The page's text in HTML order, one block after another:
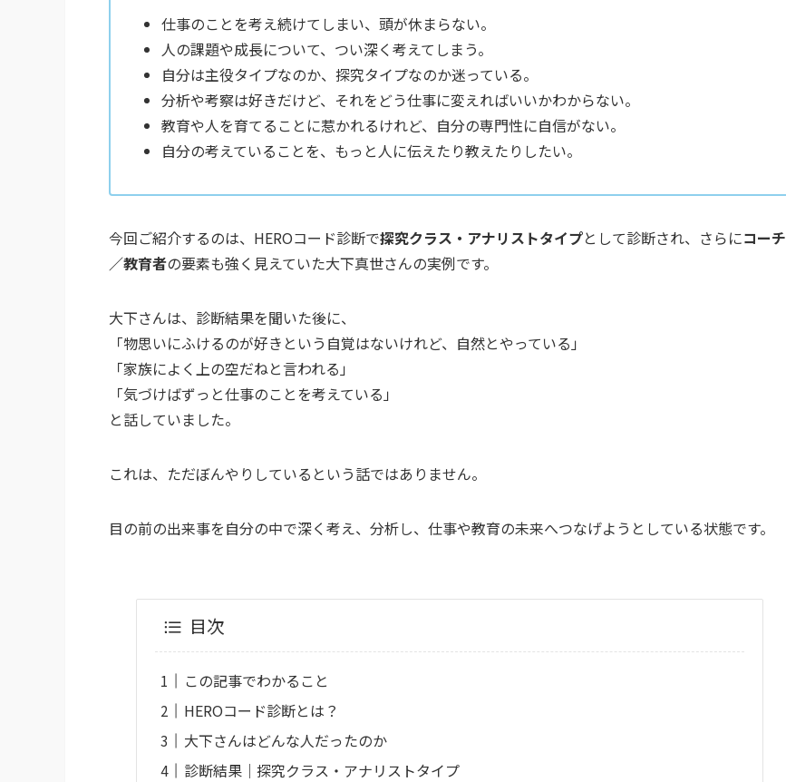
仕事のことを考え続けてしまい、頭が休まらない。
人の課題や成長について、つい深く考えてしまう。
自分は主役タイプなのか、探究タイプなのか迷っている。
分析や考察は好きだけど、それをどう仕事に変えればいいかわからない。
教育や人を育てることに惹かれるけれど、自分の専門性に自信がない。
自分の考えていることを、もっと人に伝えたり教えたりしたい。
今回ご紹介するのは、HEROコード診断で探究クラス・アナリストタイプとして診断され、さらにコーチ
／教育者の要素も強く見えていた大下真世さんの実例です。
大下さんは、診断結果を聞いた後に、
「物思いにふけるのが好きという自覚はないけれど、自然とやっている」
「家族によく上の空だねと言われる」
「気づけばずっと仕事のことを考えている」
と話していました。
これは、ただぼんやりしているという話ではありません。
目の前の出来事を自分の中で深く考え、分析し、仕事や教育の未来へつなげようとしている状態です。
目次
この記事でわかること
HEROコード診断とは？
大下さんはどんな人だったのか
診断結果｜探究クラス・アナリストタイプ